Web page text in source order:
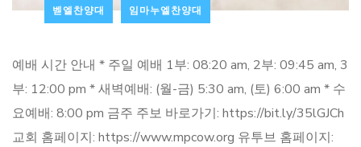
벧엘찬양대 임마누엘찬양대
예배 시간 안내 * 주일 예배 1부: 08:20 am, 2부: 09:45 am, 3
부: 12:00 pm * 새벽예배: (월-금) 5:30 am, (토) 6:00 am * 수
요예배: 8:00 pm 금주 주보 바로가기: https://bit.ly/35lGJCh
교회 홈페이지: https://www.mpcow.org 유투브 홈페이지: